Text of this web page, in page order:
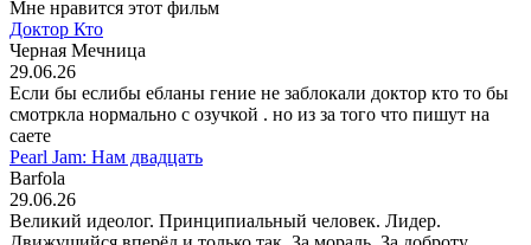
Мне нравится этот фильм
Доктор Кто
Черная Мечница
29.06.26
Если бы еслибы ебланы гение не заблокали доктор кто то бы
смотркла нормально с озучкой . но из за того что пишут на
саете
Pearl Jam: Нам двадцать
Barfola
29.06.26
Великий идеолог. Принципиальный человек. Лидер.